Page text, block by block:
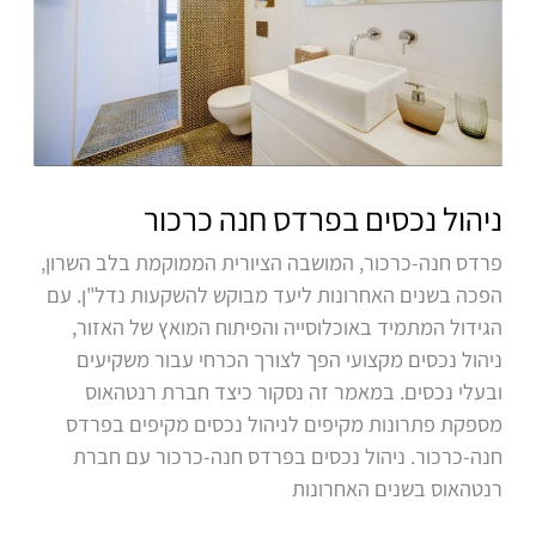
ניהול נכסים בפרדס חנה כרכור
פרדס חנה-כרכור, המושבה הציורית הממוקמת בלב השרון,
הפכה בשנים האחרונות ליעד מבוקש להשקעות נדל"ן. עם
הגידול המתמיד באוכלוסייה והפיתוח המואץ של האזור,
ניהול נכסים מקצועי הפך לצורך הכרחי עבור משקיעים
ובעלי נכסים. במאמר זה נסקור כיצד חברת רנטהאוס
מספקת פתרונות מקיפים לניהול נכסים מקיפים בפרדס
חנה-כרכור. ניהול נכסים בפרדס חנה-כרכור עם חברת
רנטהאוס בשנים האחרונות